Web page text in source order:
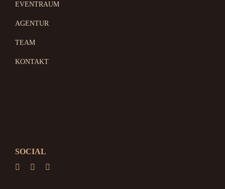
EVENTRAUM
AGENTUR
TEAM
KONTAKT
SOCIAL